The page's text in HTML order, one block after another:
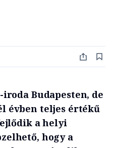
Budapesten, de
évben teljes értékű
a helyi
hogy a